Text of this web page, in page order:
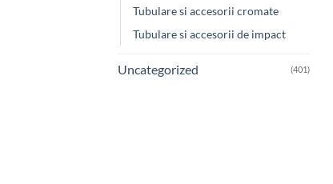
Tubulare si accesorii cromate
Tubulare si accesorii de impact
Uncategorized (401)